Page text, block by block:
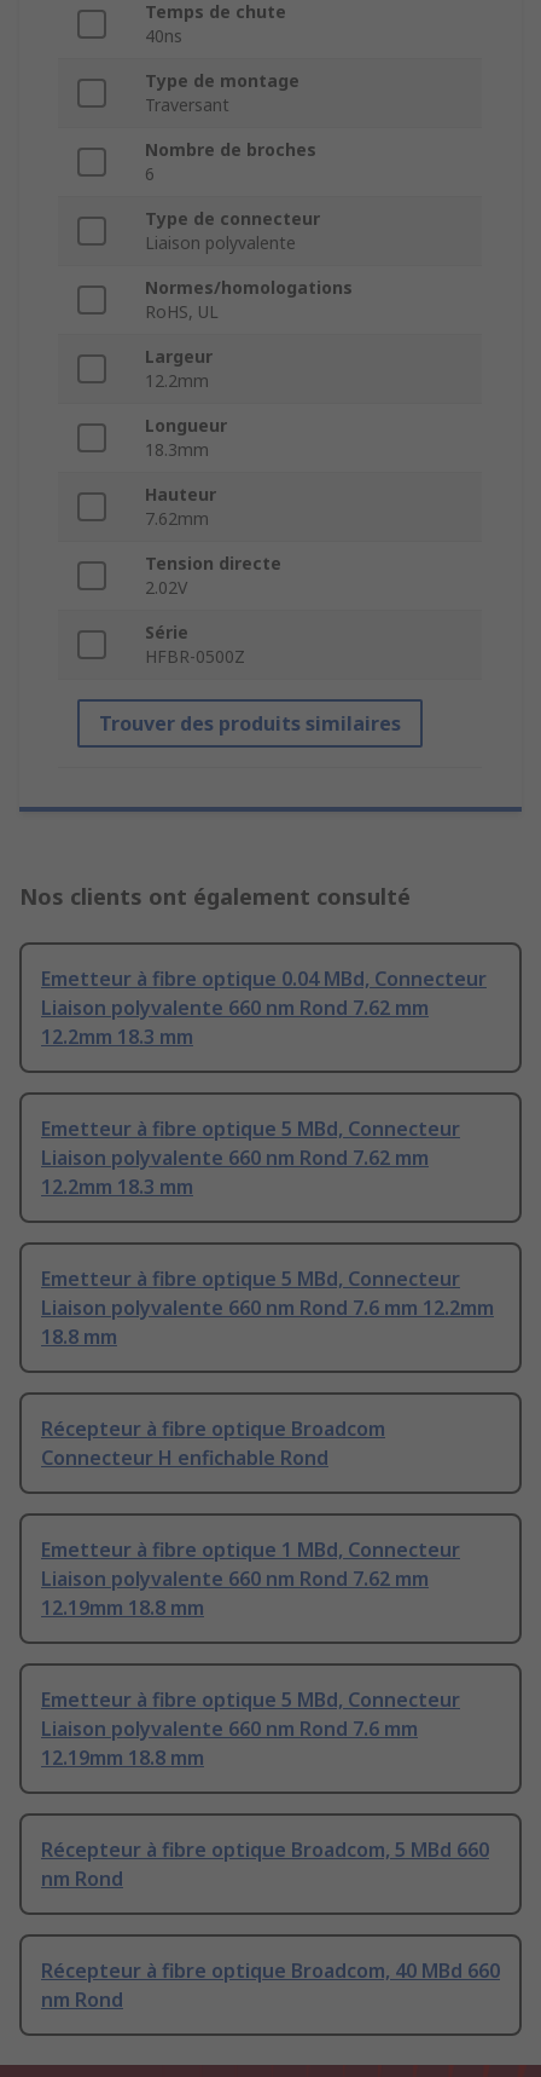
Temps de chute
40ns
Type de montage
Traversant
Nombre de broches
6
Type de connecteur
Liaison polyvalente
Normes/homologations
RoHS, UL
Largeur
12.2mm
Longueur
18.3mm
Hauteur
7.62mm
Tension directe
2.02V
Série
HFBR-0500Z
Trouver des produits similaires
Nos clients ont également consulté
Emetteur à fibre optique 0.04 MBd, Connecteur
Liaison polyvalente 660 nm Rond 7.62 mm
12.2mm 18.3 mm
Emetteur à fibre optique 5 MBd, Connecteur
Liaison polyvalente 660 nm Rond 7.62 mm
12.2mm 18.3 mm
Emetteur à fibre optique 5 MBd, Connecteur
Liaison polyvalente 660 nm Rond 7.6 mm 12.2mm
18.8 mm
Récepteur à fibre optique Broadcom
Connecteur H enfichable Rond
Emetteur à fibre optique 1 MBd, Connecteur
Liaison polyvalente 660 nm Rond 7.62 mm
12.19mm 18.8 mm
Emetteur à fibre optique 5 MBd, Connecteur
Liaison polyvalente 660 nm Rond 7.6 mm
12.19mm 18.8 mm
Récepteur à fibre optique Broadcom, 5 MBd 660
nm Rond
Récepteur à fibre optique Broadcom, 40 MBd 660
nm Rond